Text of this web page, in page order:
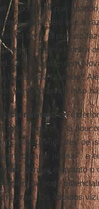
. É possível que
mas creio que a
Israel teve. É preciso
categoricamente contra
. O que o judeu em
Israel está fazendo?
Venho dizendo isso
no
mais seguro". Há
"Conheço milhares de
para os judeus”, e
Israel , porque enquanto o
violência, pode
Israel. Os estados